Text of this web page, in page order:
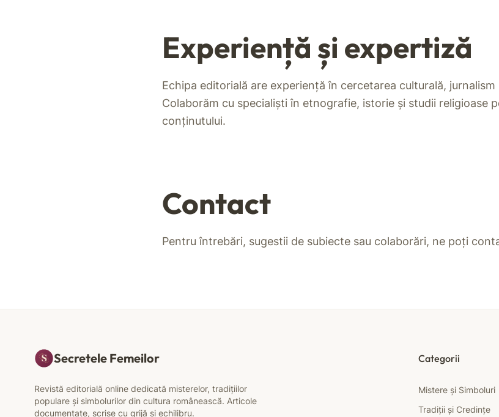
Experiență și expertiză
Echipa editorială are experiență în cercetarea culturală,
Colaborăm cu specialiști în etnografie, istorie și studii religioase
conținutului.
Contact
Pentru întrebări, sugestii de subiecte sau colaborări, ne poți
Secretele Femeilor
Revistă editorială online dedicată misterelor, tradițiilor
populare și simbolurilor din cultura românească. Articole
documentate, scrise cu grijă și echilibru.
Categorii
Mistere și Simboluri
Tradiții și Credințe